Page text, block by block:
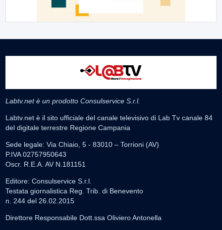
Labtv.net è un prodotto Consulservice S.r.l.
Labtv.net è il sito ufficiale del canale televisivo di Lab Tv canale 84
del digitale terrestre Regione Campania
Sede legale: Via Chiaio, 5 - 83010 – Torrioni (AV)
P.IVA 02757950643
Oscr. R.E.A. AV N.181151
Editore: Consulservice S.r.l.
Testata giornalistica Reg. Trib. di Benevento
n. 244 del 26.02.2015
Direttore Responsabile Dott.ssa Oliviero Antonella